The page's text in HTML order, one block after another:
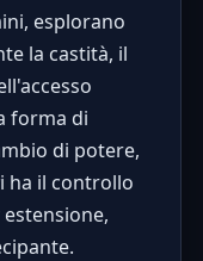
esplorano
la castità, il
forma di
di potere,
ha il controllo